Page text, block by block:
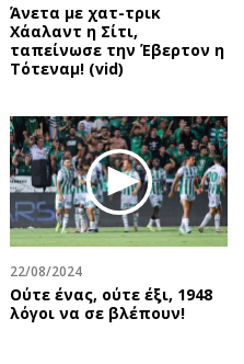
Άνετα με χατ-τρικ
Χάαλαντ η Σίτι,
ταπείνωσε την Έβερτον η
Τότεναμ! (vid)
22/08/2024
Ούτε ένας, ούτε έξι, 1948
λόγοι να σε βλέπουν!